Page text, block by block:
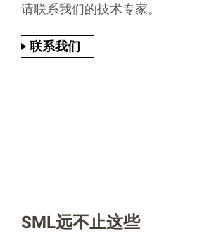
请联系我们的技术专家。
联系我们
SML远不止这些